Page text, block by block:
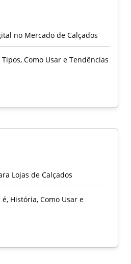
no Mercado de Calçados
Como Usar e Tendências
Lojas de Calçados
História, Como Usar e